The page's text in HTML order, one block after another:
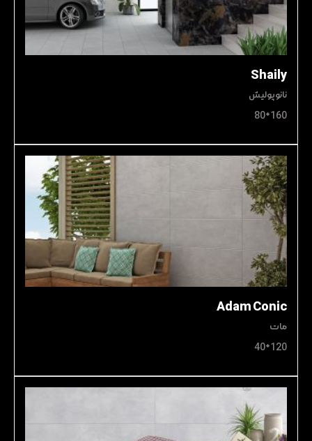
Shaily
نانوپولیش
160*80
Adam Conic
مات
120*40